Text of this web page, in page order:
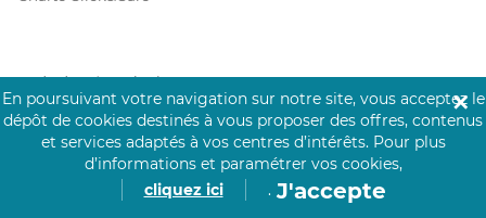
Code de Déontologie
Mentions Légales
En poursuivant votre navigation sur notre site, vous acceptez le
dépôt de cookies destinés à vous proposer des offres, contenus
et services adaptés à vos centres d’intérêts. Pour plus
d’informations et paramétrer vos cookies,
cliquez ici
. J'accepte
✕